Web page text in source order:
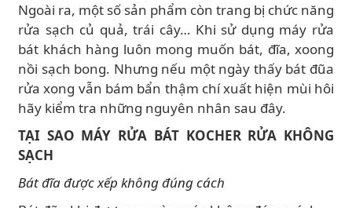
Ngoài ra, một số sản phẩm còn trang bị chức năng
rửa sạch củ quả, trái cây… Khi sử dụng máy rửa
bát khách hàng luôn mong muốn bát, đĩa, xoong
nồi sạch bong. Nhưng nếu một ngày thấy bát đũa
rửa xong vẫn bám bẩn thậm chí xuất hiện mùi hôi
hãy kiểm tra những nguyên nhân sau đây.
TẠI SAO MÁY RỬA BÁT KOCHER RỬA KHÔNG
SẠCH
Bát đĩa được xếp không đúng cách